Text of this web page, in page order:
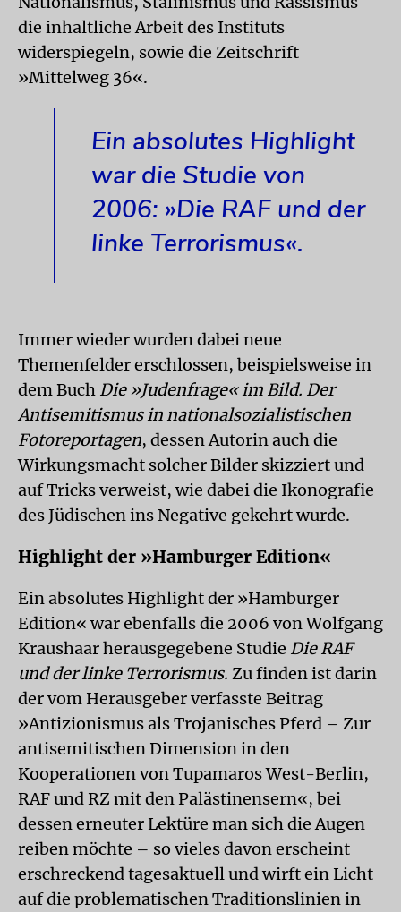
die inhaltliche Arbeit des Instituts
widerspiegeln, sowie die Zeitschrift
»Mittelweg 36«.
Ein absolutes Highlight
war die Studie von
2006: »Die RAF und der
linke Terrorismus«.
Immer wieder wurden dabei neue
Themenfelder erschlossen, beispielsweise in
dem Buch Die »Judenfrage« im Bild. Der
Antisemitismus in nationalsozialistischen
Fotoreportagen, dessen Autorin auch die
Wirkungsmacht solcher Bilder skizziert und
auf Tricks verweist, wie dabei die Ikonografie
des Jüdischen ins Negative gekehrt wurde.
Highlight der »Hamburger Edition«
Ein absolutes Highlight der »Hamburger
Edition« war ebenfalls die 2006 von Wolfgang
Kraushaar herausgegebene Studie Die RAF
und der linke Terrorismus. Zu finden ist darin
der vom Herausgeber verfasste Beitrag
»Antizionismus als Trojanisches Pferd – Zur
antisemitischen Dimension in den
Kooperationen von Tupamaros West-Berlin,
RAF und RZ mit den Palästinensern«, bei
dessen erneuter Lektüre man sich die Augen
reiben möchte – so vieles davon erscheint
erschreckend tagesaktuell und wirft ein Licht
auf die problematischen Traditionslinien in